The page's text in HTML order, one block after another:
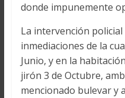
donde impunemente
La intervención
inmediaciones de la
Junio, y en la
jirón 3 de Octubre,
mencionado bulevar y